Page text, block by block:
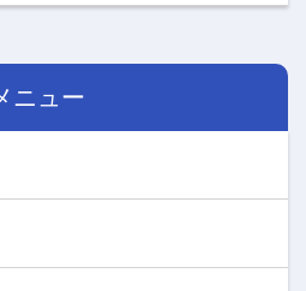
ニュー